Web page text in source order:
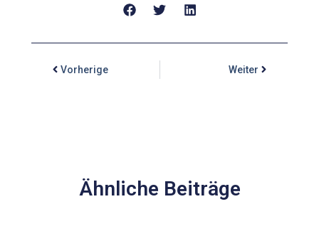
Vorherige Weiter
Ähnliche Beiträge